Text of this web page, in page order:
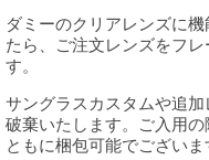
ダミーのクリアレンズに
たら、ご注文レンズをフ
す。
サングラスカスタムや追
破棄いたします。ご入用
ともに梱包可能でございま